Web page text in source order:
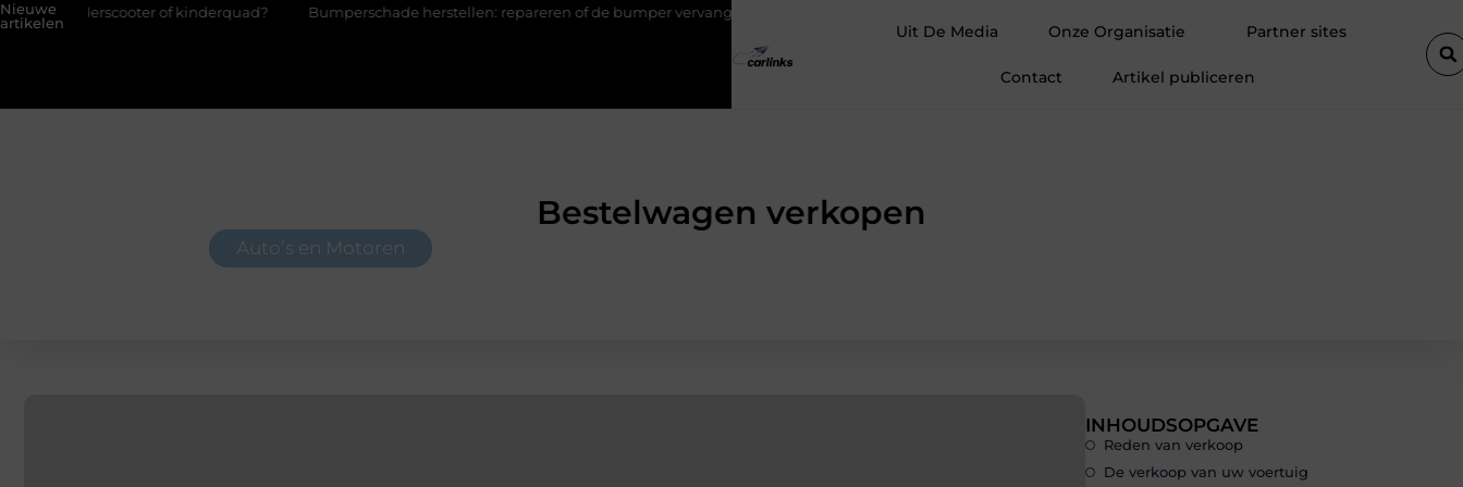
Nieuwe
artikelen
of kinderquad? Bumperschade herstellen: repareren of de bumper vervangen? Transportbedrijf in Antwerpen als basis voor tevreden klanten
Uit De Media Onze Organisatie Partner sites
Contact Artikel publiceren
Bestelwagen verkopen
Auto’s en Motoren
INHOUDSOPGAVE
Reden van verkoop
De verkoop van uw voertuig